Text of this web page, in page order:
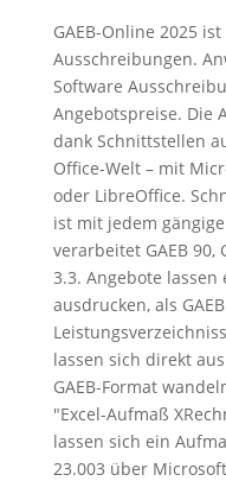
GAEB-Online 2025
Ausschreibungen.
Software
Angebotspreise. Die
dank Schnittstellen
Office-Welt – mit
oder LibreOffice.
ist mit jedem
verarbeitet GAEB 90,
3.3. Angebote
ausdrucken, als
lassen sich direkt
GAEB-Format
"Excel-Aufmaß
lassen sich ein
23.003 über